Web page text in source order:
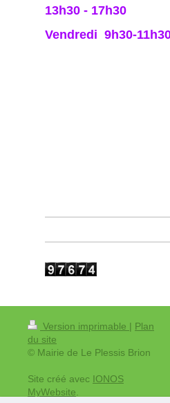
13h30 - 17h30
Vendredi 9h30-
Version imprimable | Plan
du site
© Mairie de Le Plessis Brion
Site créé avec IONOS
MyWebsite.